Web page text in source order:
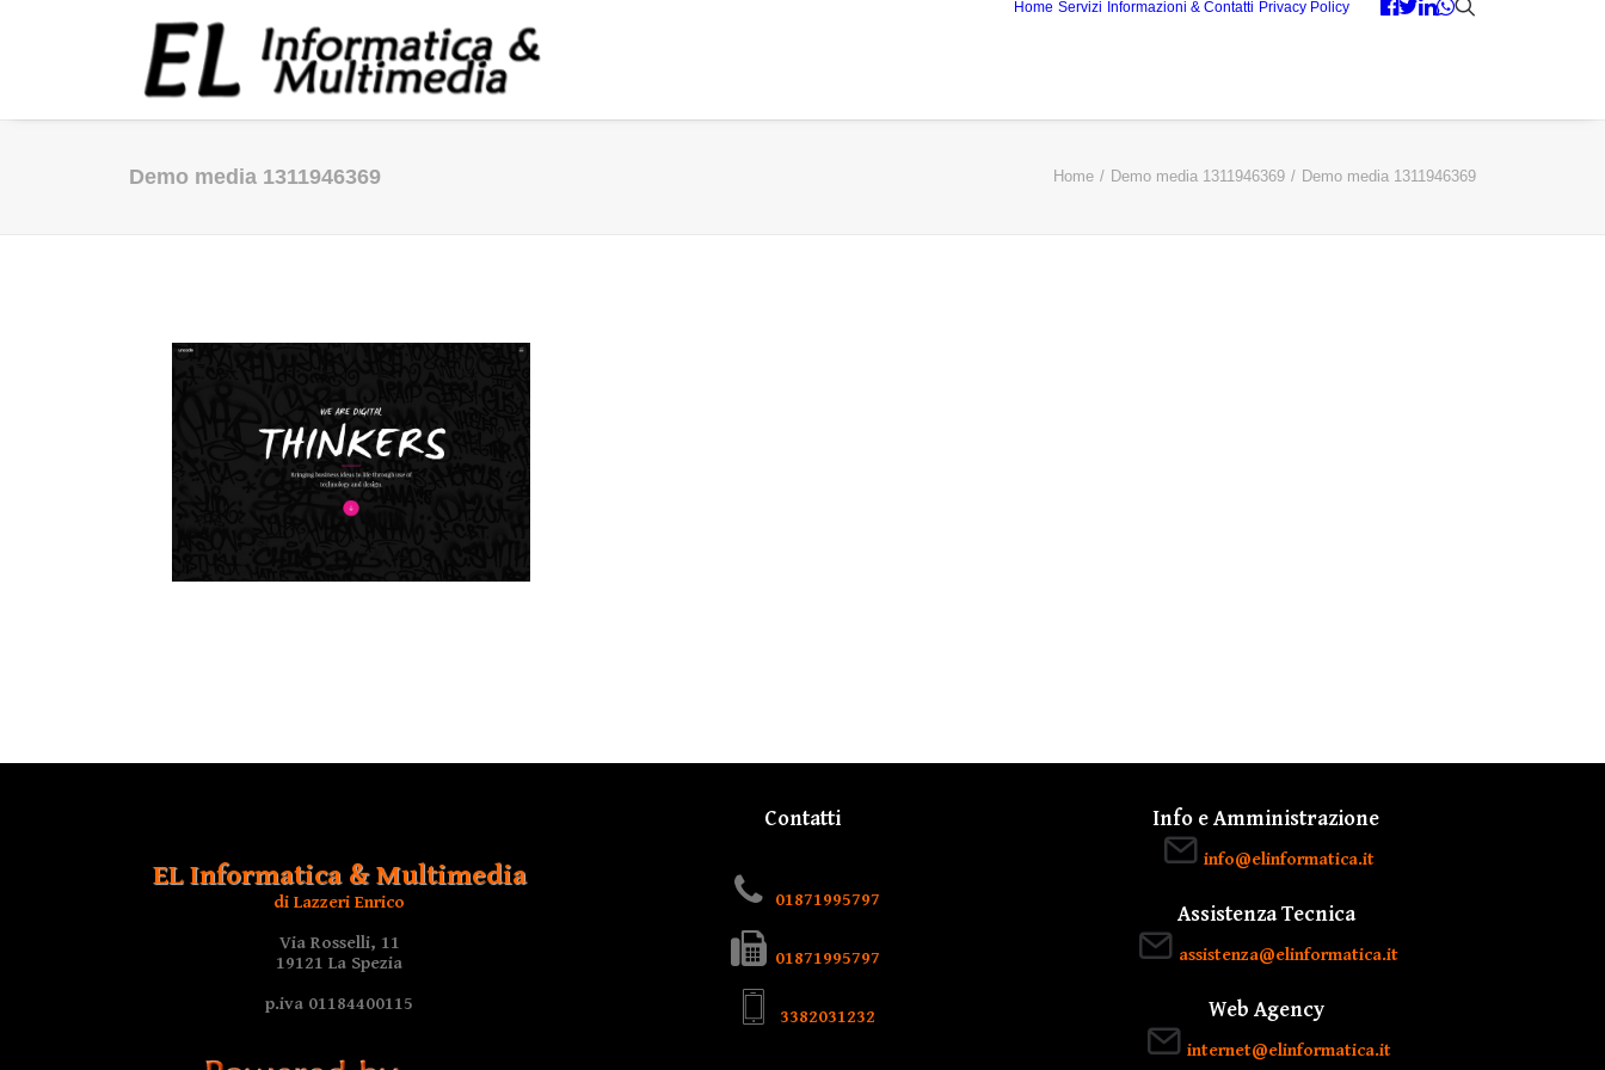
Home Servizi Informazioni & Contatti Privacy Policy
Demo media 1311946369 Home Demo media 1311946369 Demo media 1311946369
EL Informatica & Multimedia
di Lazzeri Enrico
Via Rosselli, 11
19121 La Spezia
p.iva 01184400115
Contatti
01871995797
01871995797
3382031232
Info e Amministrazione
info@elinformatica.it
Assistenza Tecnica
assistenza@elinformatica.it
Web Agency
internet@elinformatica.it